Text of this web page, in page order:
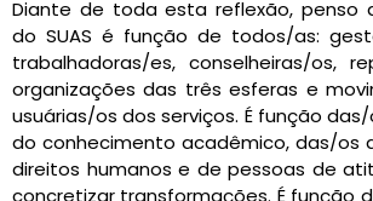
Diante de toda esta reflexão, penso
do SUAS é função de todos/as:
trabalhadoras/es, conselheiras/os,
organizações das três esferas e
usuárias/os dos serviços. É função
do conhecimento acadêmico, das/os
direitos humanos e de pessoas de